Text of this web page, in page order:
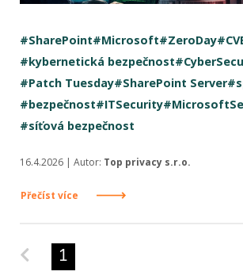
#SharePoint#Microsoft#ZeroDay
#kybernetická bezpečnost
#Patch Tuesday#SharePoint Server
#bezpečnost#ITSecurity
#síťová bezpečnost
16.4.2026 | Autor: Top privacy s.r.o.
Přečíst více
Predchádzajúca strana
1